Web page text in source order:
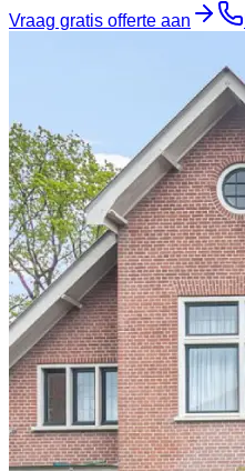
Vraag gratis offerte aan